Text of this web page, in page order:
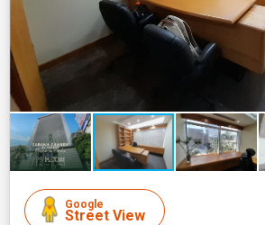
Google
Street View